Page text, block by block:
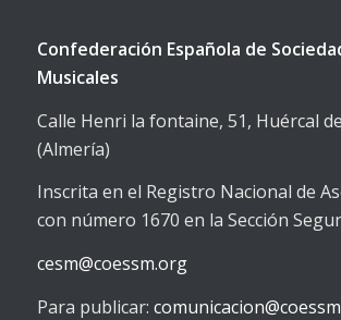
Confederación Española de
Musicales
Calle Henri la fontaine, 51, Huércal
(Almería)
Inscrita en el Registro Nacional de
con número 1670 en la Sección
cesm@coessm.org
Para publicar: